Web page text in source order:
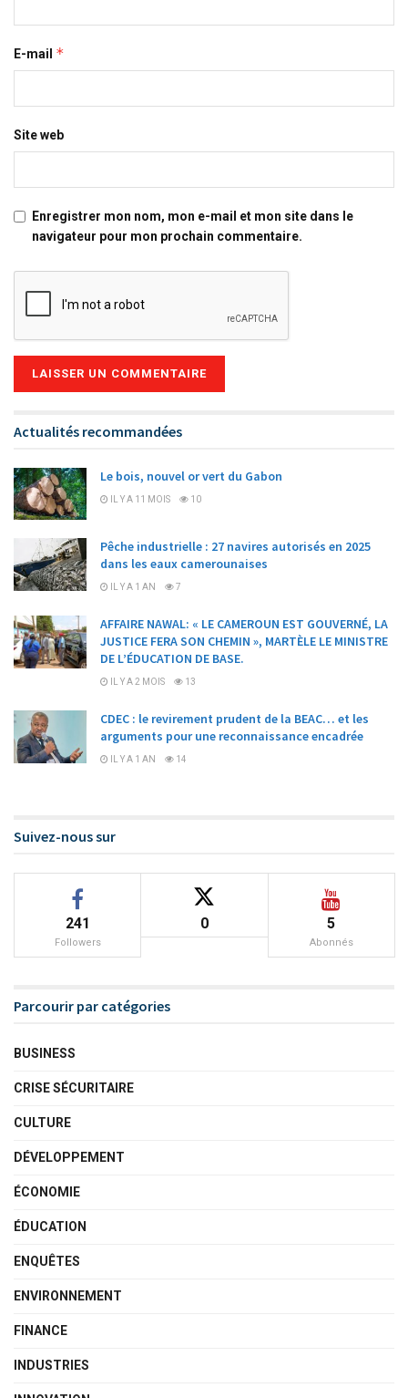
E-mail *
Site web
Enregistrer mon nom, mon e-mail et mon site dans le
navigateur pour mon prochain commentaire.
Actualités recommandées
Le bois, nouvel or vert du Gabon
IL Y A 11 MOIS 10
Pêche industrielle : 27 navires autorisés en 2025
dans les eaux camerounaises
IL Y A 1 AN 7
AFFAIRE NAWAL: « LE CAMEROUN EST GOUVERNÉ, LA
JUSTICE FERA SON CHEMIN », MARTÈLE LE MINISTRE
DE L’ÉDUCATION DE BASE.
IL Y A 2 MOIS 13
CDEC : le revirement prudent de la BEAC… et les
arguments pour une reconnaissance encadrée
IL Y A 1 AN 14
Suivez-nous sur
241
Followers
0 5
Abonnés
Parcourir par catégories
BUSINESS
CRISE SÉCURITAIRE
CULTURE
DÉVELOPPEMENT
ÉCONOMIE
ÉDUCATION
ENQUÊTES
ENVIRONNEMENT
FINANCE
INDUSTRIES